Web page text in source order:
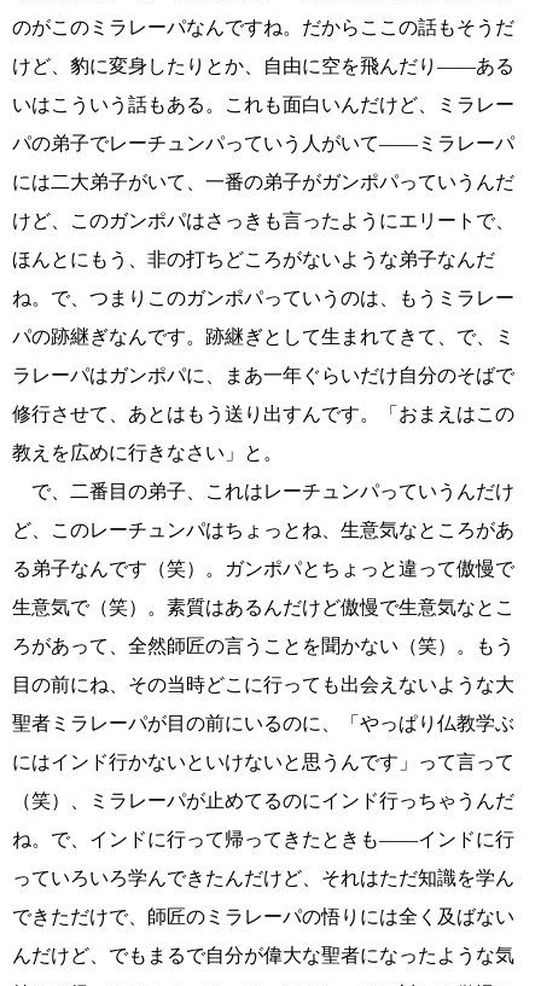
のがこのミラレーパなんですね。だからここの話もそうだ
けど、豹に変身したりとか、自由に空を飛んだり――ある
いはこういう話もある。これも面白いんだけど、ミラレー
パの弟子でレーチュンパっていう人がいて――ミラレーパ
には二大弟子がいて、一番の弟子がガンポパっていうんだ
けど、このガンポパはさっきも言ったようにエリートで、
ほんとにもう、非の打ちどころがないような弟子なんだ
ね。で、つまりこのガンポパっていうのは、もうミラレー
パの跡継ぎなんです。跡継ぎとして生まれてきて、で、ミ
ラレーパはガンポパに、まあ一年ぐらいだけ自分のそばで
修行させて、あとはもう送り出すんです。「おまえはこの
教えを広めに行きなさい」と。
で、二番目の弟子、これはレーチュンパっていうんだけ
ど、このレーチュンパはちょっとね、生意気なところがあ
る弟子なんです（笑）。ガンポパとちょっと違って傲慢で
生意気で（笑）。素質はあるんだけど傲慢で生意気なとこ
ろがあって、全然師匠の言うことを聞かない（笑）。もう
目の前にね、その当時どこに行っても出会えないような大
聖者ミラレーパが目の前にいるのに、「やっぱり仏教学ぶ
にはインド行かないといけないと思うんです」って言って
（笑）、ミラレーパが止めてるのにインド行っちゃうんだ
ね。で、インドに行って帰ってきたときも――インドに行
っていろいろ学んできたんだけど、それはただ知識を学ん
できただけで、師匠のミラレーパの悟りには全く及ばない
んだけど、でもまるで自分が偉大な聖者になったような気